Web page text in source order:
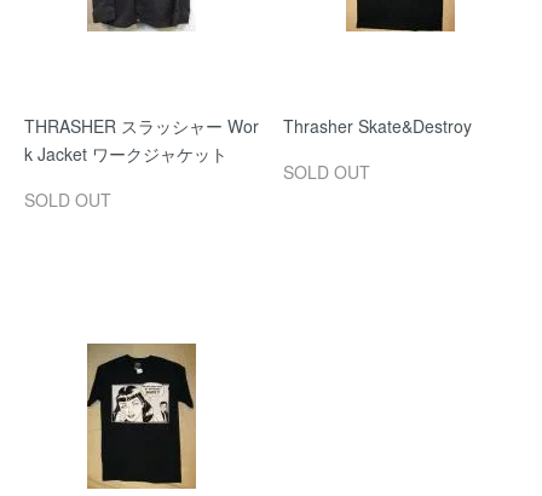
THRASHER スラッシャー Wor
k Jacket ワークジャケット
SOLD OUT
Thrasher Skate&Destroy
SOLD OUT